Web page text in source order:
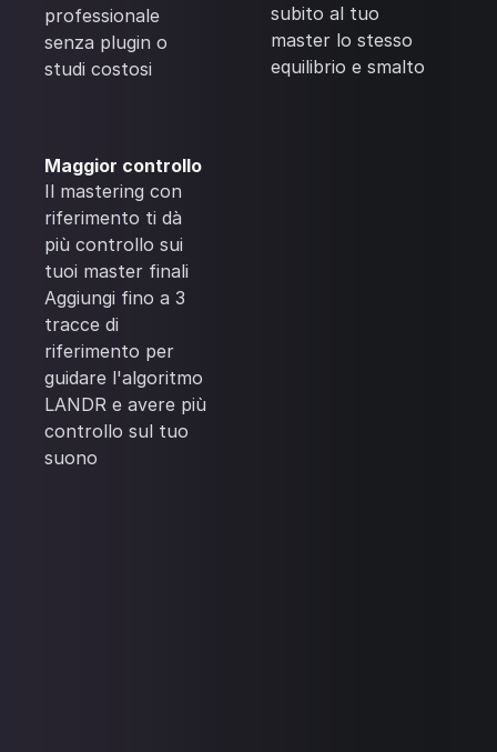
professionale
senza plugin o
studi costosi
subito al tuo
master lo stesso
equilibrio e smalto
Maggior controllo
Il mastering con
riferimento ti dà
più controllo sui
tuoi master finali
Aggiungi fino a 3
tracce di
riferimento per
guidare l'algoritmo
LANDR e avere più
controllo sul tuo
suono